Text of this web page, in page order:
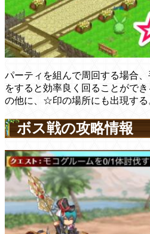
パーティを組んで周回する場合
をすると効率良く回ることがで
の他に、☆印の場所にも出現する
ボス戦の攻略情報